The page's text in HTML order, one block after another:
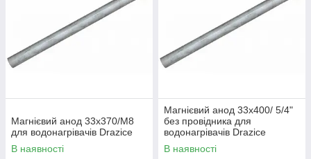
Магнієвий анод 33x370/M8
для водонагрівачів Drazice
В наявності
Магнієвий анод 33x400/ 5/4"
без провідника для
водонагрівачів Drazice
В наявності